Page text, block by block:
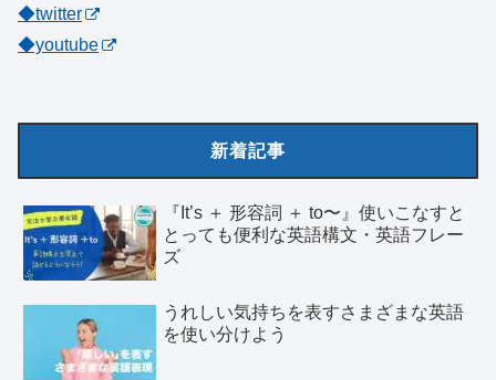
◆twitter
◆youtube
新着記事
『It’s ＋ 形容詞 ＋ to〜』使いこなすと
とっても便利な英語構文・英語フレー
ズ
うれしい気持ちを表すさまざまな英語
を使い分けよう